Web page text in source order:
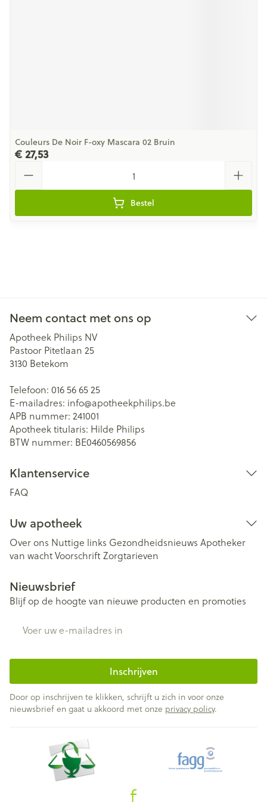
Couleurs De Noir F-oxy Mascara 02 Bruin
€ 27,53
Bestel
Neem contact met ons op
Apotheek Philips NV
Pastoor Pitetlaan 25
3130 Betekom
Telefoon: 016 56 65 25
E-mailadres: info@apotheekphilips.be
APB nummer: 241001
Apotheek titularis: Hilde Philips
BTW nummer: BE0460569856
Klantenservice
FAQ
Uw apotheek
Over ons Nuttige links Gezondheidsnieuws Apotheker
van wachtVoorschriftZorgtarieven
Nieuwsbrief
Blijf op de hoogte van nieuwe producten en promoties
Inschrijven
Door op inschrijven te klikken, schrijft u zich in voor onze
nieuwsbrief en gaat u akkoord met onze privacy policy.